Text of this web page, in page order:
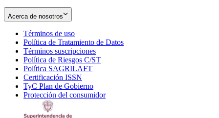
Acerca de nosotros
Términos de uso
in
new
window
Política de Tratamiento de Datos
Términos suscripciones
in
Política de Riesgos C/ST
Política SAGRILAFT
new
window
Certificación ISSN
in
new
TyC Plan de Gobierno
in
Protección del consumidorOpens